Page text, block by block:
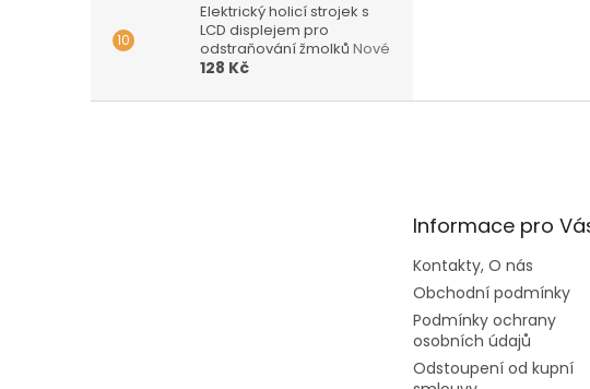
Elektrický holicí strojek s
LCD displejem pro
odstraňování žmolků Nové
128 Kč
Informace pro
Kontakty, O nás
Obchodní podmínky
Podmínky ochrany
osobních údajů
Odstoupení od kupní